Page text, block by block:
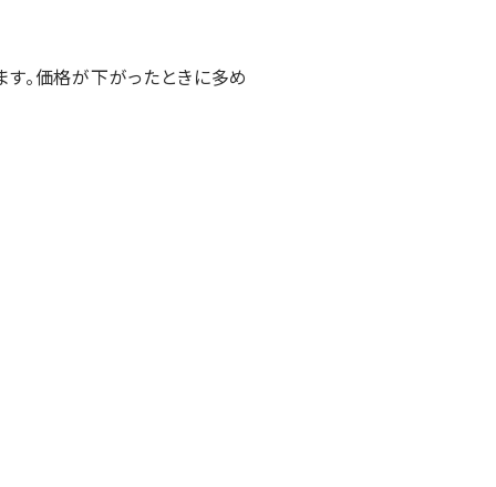
。価格が下がったときに多め